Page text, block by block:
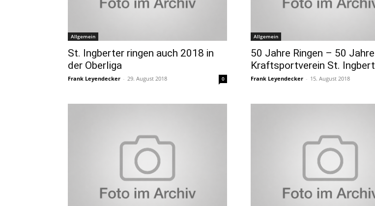
Allgemein
St. Ingberter ringen auch 2018 in
der Oberliga
Frank Leyendecker - 29. August 2018 0
Allgemein
50 Jahre Ringen – 50 Jahre
Kraftsportverein St. Ingbert
Frank Leyendecker - 15. August 2018